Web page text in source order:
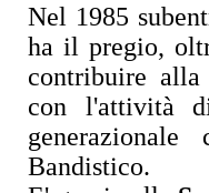
Nel 1985
ha il pregio,
contribuire
con l'attività
Bandistico.